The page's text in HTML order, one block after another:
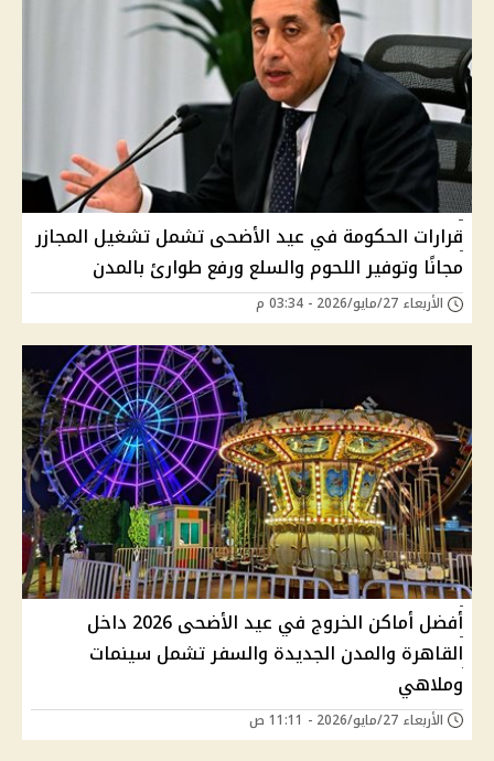
قرارات الحكومة في عيد الأضحى تشمل تشغيل المجازر
مجانًا وتوفير اللحوم والسلع ورفع طوارئ بالمدن
الأربعاء 27/مايو/2026 - 03:34 م
أفضل أماكن الخروج في عيد الأضحى 2026 داخل
القاهرة والمدن الجديدة والسفر تشمل سينمات
وملاهي
الأربعاء 27/مايو/2026 - 11:11 ص